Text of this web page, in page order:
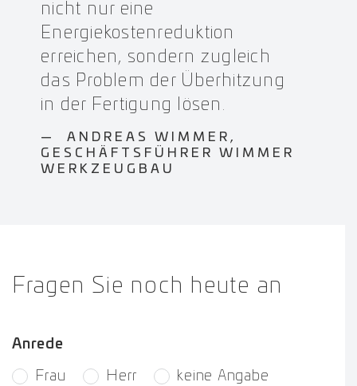
nicht nur eine
Energiekostenreduktion
erreichen, sondern zugleich
das Problem der Überhitzung
in der Fertigung lösen.
ANDREAS WIMMER,
GESCHÄFTSFÜHRER WIMMER
WERKZEUGBAU
Fragen Sie noch heute an
Anrede
Auswahlknopf*
Frau Herr keine Angabe